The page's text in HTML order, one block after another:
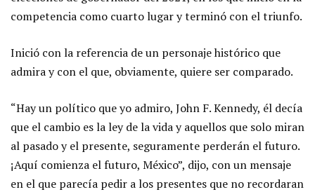
competencia como cuarto lugar y terminó con el triunfo.
Inició con la referencia de un personaje histórico que
admira y con el que, obviamente, quiere ser comparado.
“Hay un político que yo admiro, John F. Kennedy, él decía
que el cambio es la ley de la vida y aquellos que solo miran
al pasado y el presente, seguramente perderán el futuro.
¡Aquí comienza el futuro, México”, dijo, con un mensaje
en el que parecía pedir a los presentes que no recordaran